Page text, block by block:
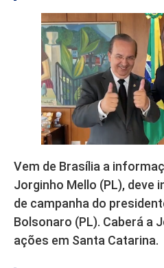
Vem de Brasília a
Jorginho Mello (PL), deve
de campanha do
Bolsonaro (PL). Caberá a
ações em Santa Catarina.